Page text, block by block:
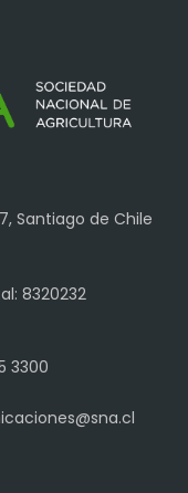
Santiago de Chile
8320232
3300